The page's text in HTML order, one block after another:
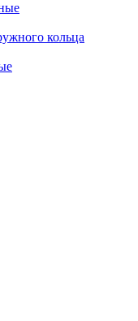
кольца